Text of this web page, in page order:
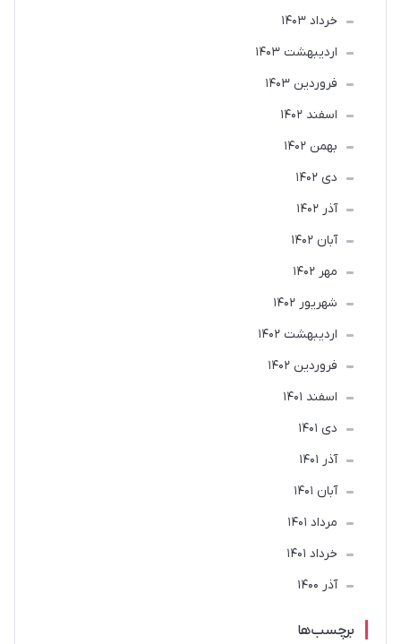
خرداد 1403
ارديبهشت 1403
فروردین 1403
اسفند 1402
بهمن 1402
دی 1402
آذر 1402
آبان 1402
مهر 1402
شهریور 1402
ارديبهشت 1402
فروردین 1402
اسفند 1401
دی 1401
آذر 1401
آبان 1401
مرداد 1401
خرداد 1401
آذر 1400
برچسب‌ها